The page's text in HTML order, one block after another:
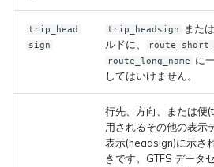
trip_head
sign
trip_headsign または
ルドに、
route_long_name
に
してはいけません。
行先、方向、または便
用されるその他の表示
表示(headsign)に示さ
きです。GTFS データ